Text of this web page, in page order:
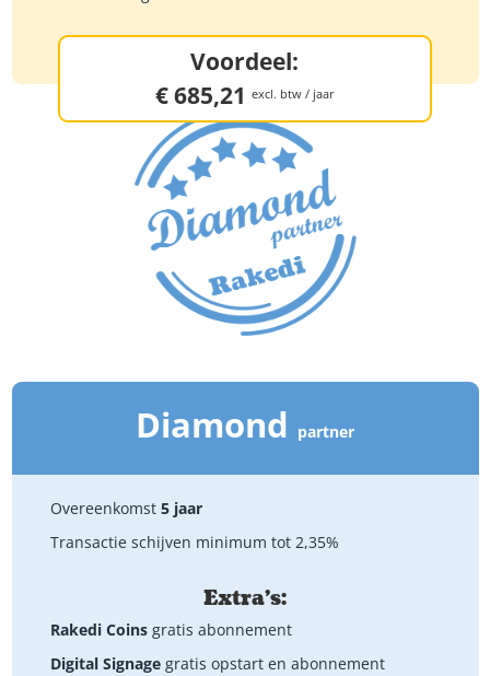
Voordeel:
€ 685,21 excl. btw / jaar
Diamond partner
Overeenkomst 5 jaar
Transactie schijven minimum tot 2,35%
Extra's:
Rakedi Coinsgratis abonnement
Digital Signagegratis opstart en abonnement